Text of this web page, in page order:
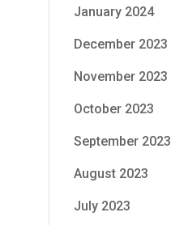
January 2024
December 2023
November 2023
October 2023
September 2023
August 2023
July 2023